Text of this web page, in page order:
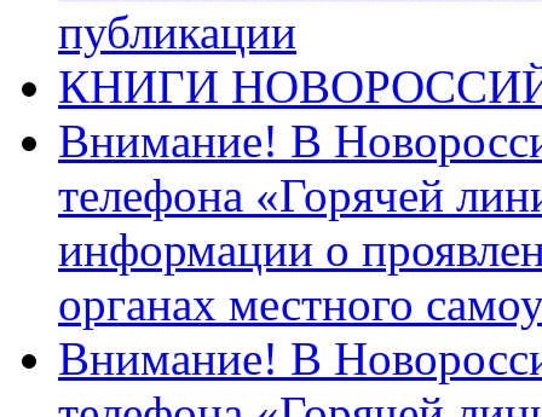
публикации
КНИГИ
Внимание! В
телефона «Горячей
информации о
органах местного
Внимание! В